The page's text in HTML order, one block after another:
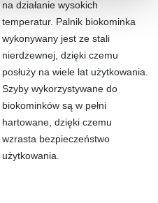
na działanie wysokich
temperatur. Palnik biokominka
wykonywany jest ze stali
nierdzewnej, dzięki czemu
posłuży na wiele lat użytkowania.
Szyby wykorzystywane do
biokominków są w pełni
hartowane, dzięki czemu
wzrasta bezpieczeństwo
użytkowania.